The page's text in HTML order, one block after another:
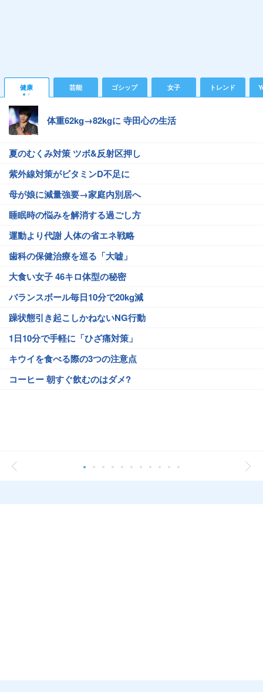
健康 芸能 ゴシップ 女子 トレンド
体重62kg→82kgに 寺田心の生活
夏のむくみ対策 ツボ&反射区押し
紫外線対策がビタミンD不足に
母が娘に減量強要→家庭内別居へ
睡眠時の悩みを解消する過ごし方
運動より代謝 人体の省エネ戦略
歯科の保健治療を巡る「大嘘」
大食い女子 46キロ体型の秘密
バランスボール毎日10分で20kg減
躁状態引き起こしかねないNG行動
1日10分で手軽に「ひざ痛対策」
キウイを食べる際の3つの注意点
コーヒー 朝すぐ飲むのはダメ?